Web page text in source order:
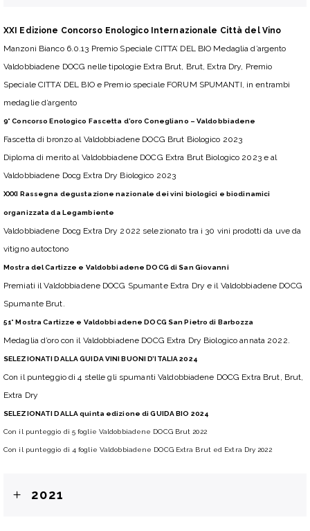
XXI Edizione Concorso Enologico Internazionale Città del Vino
Manzoni Bianco 6.0.13 Premio Speciale CITTA’ DEL BIO Medaglia d’argento
Valdobbiadene DOCG nelle tipologie Extra Brut, Brut, Extra Dry, Premio
Speciale CITTA’ DEL BIO e Premio speciale FORUM SPUMANTI, in entrambi
medaglie d’argento
9° Concorso Enologico Fascetta d’oro Conegliano – Valdobbiadene
Fascetta di bronzo al Valdobbiadene DOCG Brut Biologico 2023
Diploma di merito al Valdobbiadene DOCG Extra Brut Biologico 2023 e al
Valdobbiadene Docg Extra Dry Biologico 2023
XXXI Rassegna degustazione nazionale dei vini biologici e biodinamici
organizzata da Legambiente
Valdobbiadene Docg Extra Dry 2022 selezionato tra i 30 vini prodotti da uve da
vitigno autoctono
Mostra del Cartizze e Valdobbiadene DOCG di San Giovanni
Premiati il Valdobbiadene DOCG Spumante Extra Dry e il Valdobbiadene DOCG
Spumante Brut.
51° Mostra Cartizze e Valdobbiadene DOCG San Pietro di Barbozza
Medaglia d’oro con il Valdobbiadene DOCG Extra Dry Biologico annata 2022.
SELEZIONATI DALLA GUIDA VINI BUONI D’ITALIA 2024
Con il punteggio di 4 stelle gli spumanti Valdobbiadene DOCG Extra Brut, Brut,
Extra Dry
SELEZIONATI DALLA quinta edizione di GUIDA BIO 2024
Con il punteggio di 5 foglie Valdobbiadene DOCG Brut 2022
Con il punteggio di 4 foglie Valdobbiadene DOCG Extra Brut ed Extra Dry 2022
2021